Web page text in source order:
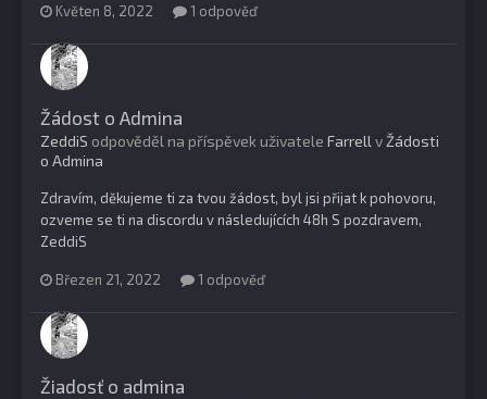
Květen 8, 2022 1 odpověď
Žádost o Admina
ZeddiS odpověděl na příspěvek uživatele Farrell vŽádosti
o Admina
Zdravím, děkujeme ti za tvou žádost, byl jsi přijat k pohovoru,
ozveme se ti na discordu v následujících 48h S pozdravem,
ZeddiS
Březen 21, 2022 1 odpověď
Žiadosť o admina